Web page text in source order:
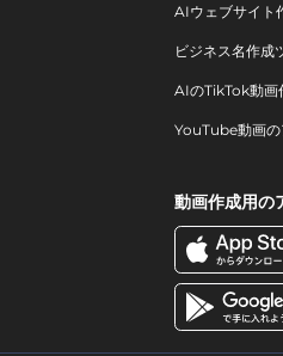
AIウェブサイト
ビジネス名作成
AIのTikTok動画
YouTube動画の
動画作成用の